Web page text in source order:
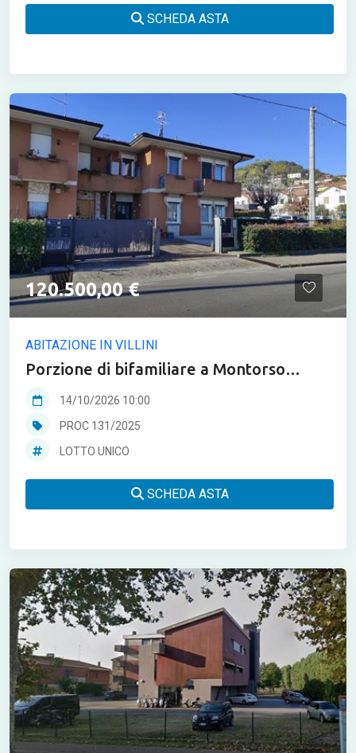
SCHEDA ASTA
120.500,00 €
ABITAZIONE IN VILLINI
Porzione di bifamiliare a Montorso
Vicentino in asta
14/10/2026 10:00
PROC 131/2025
LOTTO UNICO
SCHEDA ASTA